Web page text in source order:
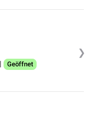
❯
Geöffnet